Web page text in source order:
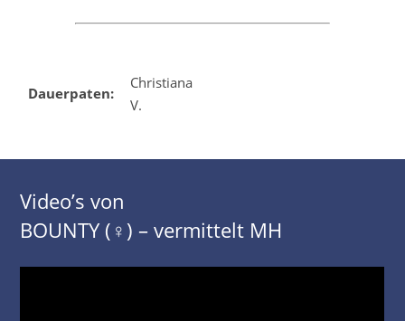
Dauerpaten:
Christiana
V.
Video’s von
BOUNTY (♀) – vermittelt MH